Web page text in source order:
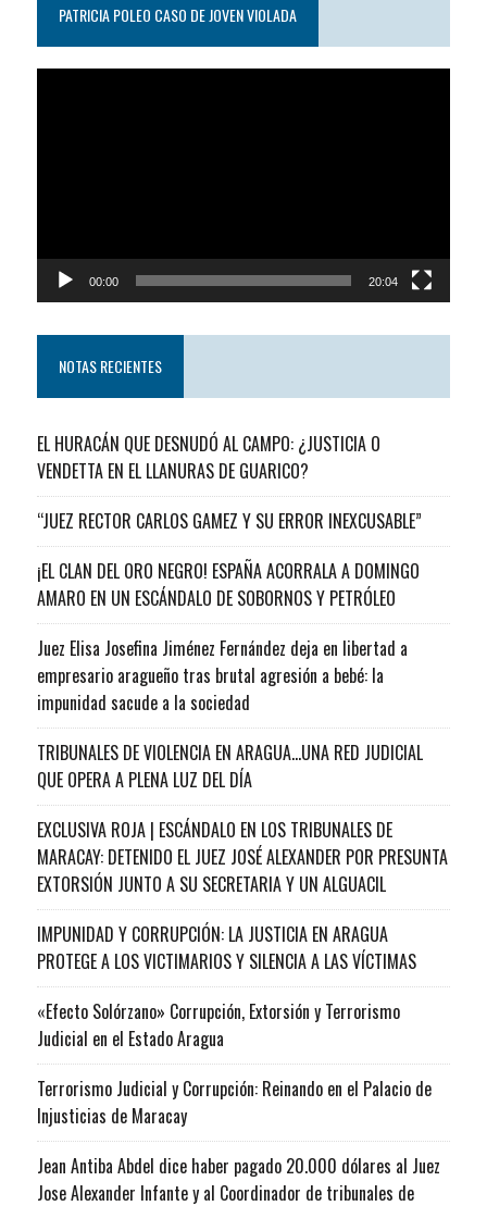
PATRICIA POLEO CASO DE JOVEN VIOLADA
00:00 20:04
NOTAS RECIENTES
EL HURACÁN QUE DESNUDÓ AL CAMPO: ¿JUSTICIA O
VENDETTA EN EL LLANURAS DE GUARICO?
“JUEZ RECTOR CARLOS GAMEZ Y SU ERROR INEXCUSABLE”
¡EL CLAN DEL ORO NEGRO! ESPAÑA ACORRALA A DOMINGO
AMARO EN UN ESCÁNDALO DE SOBORNOS Y PETRÓLEO
Juez Elisa Josefina Jiménez Fernández deja en libertad a
empresario aragueño tras brutal agresión a bebé: la
impunidad sacude a la sociedad
TRIBUNALES DE VIOLENCIA EN ARAGUA…UNA RED JUDICIAL
QUE OPERA A PLENA LUZ DEL DÍA
EXCLUSIVA ROJA | ESCÁNDALO EN LOS TRIBUNALES DE
MARACAY: DETENIDO EL JUEZ JOSÉ ALEXANDER POR PRESUNTA
EXTORSIÓN JUNTO A SU SECRETARIA Y UN ALGUACIL
IMPUNIDAD Y CORRUPCIÓN: LA JUSTICIA EN ARAGUA
PROTEGE A LOS VICTIMARIOS Y SILENCIA A LAS VÍCTIMAS
«Efecto Solórzano» Corrupción, Extorsión y Terrorismo
Judicial en el Estado Aragua
Terrorismo Judicial y Corrupción: Reinando en el Palacio de
Injusticias de Maracay
Jean Antiba Abdel dice haber pagado 20.000 dólares al Juez
Jose Alexander Infante y al Coordinador de tribunales de